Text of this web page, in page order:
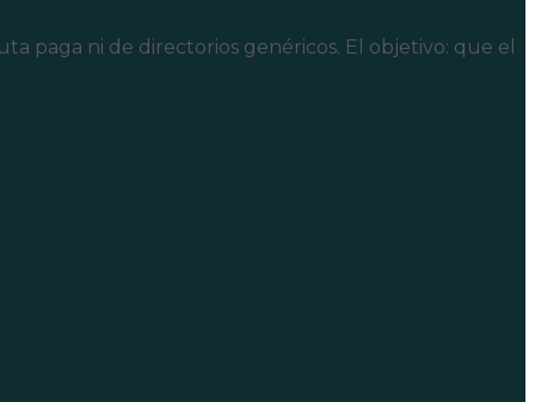
paga ni de directorios genéricos. El objetivo: que el